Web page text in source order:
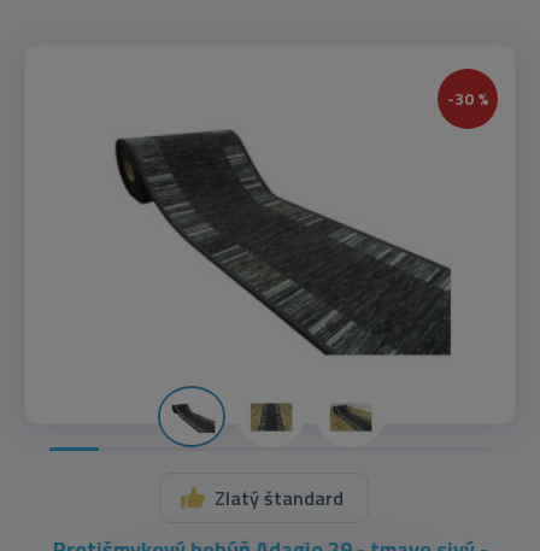
-30 %
Zlatý štandard